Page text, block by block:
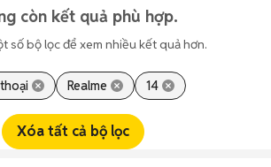
còn kết quả phù hợp.
số bộ lọc để xem nhiều kết quả hơn.
Realme 14
Xóa tất cả bộ lọc